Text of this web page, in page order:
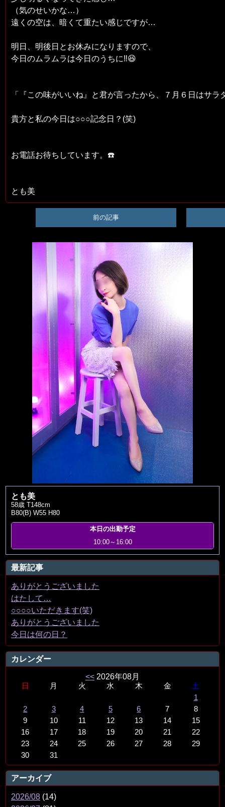
とも美
58歳 T148cm
B80(B) W55 H80
本日の出勤予定
10:00～16:00
最新記事
ありがとうございました
はたして…
○○○○いただきます(笑)
ありがとうございました
今日は何の日？
カレンダー
<< 2026年08月
日 月 火 水 木 金
土
1
2
3 4 5 6 7
8
9
10 11 12 13 14
15
16
17 18 19 20 21
22
23
24 25 26 27 28
29
30
31
アーカイブ
2026/08 (14)
（気のせいかな…）
遠くの空は、暗くて重たい感じですが…
明日、明後日とお休みになりますので、
今日のムラムラは今日のうちに‼️😆
「『この味がいいね』と君が言ったから、７月６日はサラ
貴方と私の今日は○○○記念日？(笑)
お電話お待ちしています。☎️
とも美
前の記事